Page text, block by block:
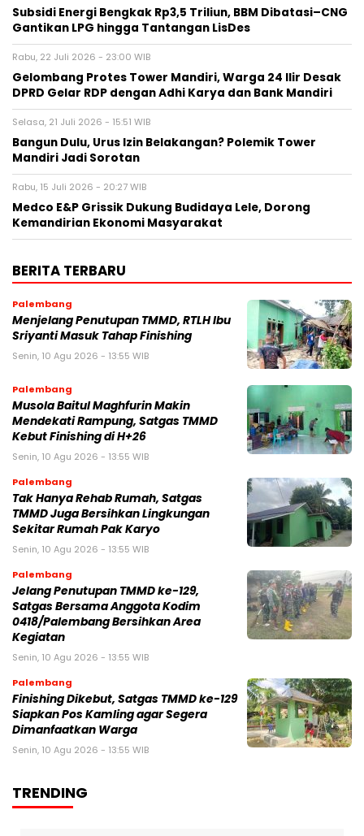
Subsidi Energi Bengkak Rp3,5 Triliun, BBM Dibatasi–CNG
Gantikan LPG hingga Tantangan LisDes
Rabu, 22 Juli 2026 - 23:00 WIB
Gelombang Protes Tower Mandiri, Warga 24 Ilir Desak
DPRD Gelar RDP dengan Adhi Karya dan Bank Mandiri
Selasa, 21 Juli 2026 - 15:51 WIB
Bangun Dulu, Urus Izin Belakangan? Polemik Tower
Mandiri Jadi Sorotan
Rabu, 15 Juli 2026 - 20:27 WIB
Medco E&P Grissik Dukung Budidaya Lele, Dorong
Kemandirian Ekonomi Masyarakat
BERITA TERBARU
Palembang
Menjelang Penutupan TMMD, RTLH Ibu
Sriyanti Masuk Tahap Finishing
Senin, 10 Agu 2026 - 13:55 WIB
Palembang
Musola Baitul Maghfurin Makin
Mendekati Rampung, Satgas TMMD
Kebut Finishing di H+26
Senin, 10 Agu 2026 - 13:55 WIB
Palembang
Tak Hanya Rehab Rumah, Satgas
TMMD Juga Bersihkan Lingkungan
Sekitar Rumah Pak Karyo
Senin, 10 Agu 2026 - 13:55 WIB
Palembang
Jelang Penutupan TMMD ke-129,
Satgas Bersama Anggota Kodim
0418/Palembang Bersihkan Area
Kegiatan
Senin, 10 Agu 2026 - 13:55 WIB
Palembang
Finishing Dikebut, Satgas TMMD ke-129
Siapkan Pos Kamling agar Segera
Dimanfaatkan Warga
Senin, 10 Agu 2026 - 13:55 WIB
TRENDING